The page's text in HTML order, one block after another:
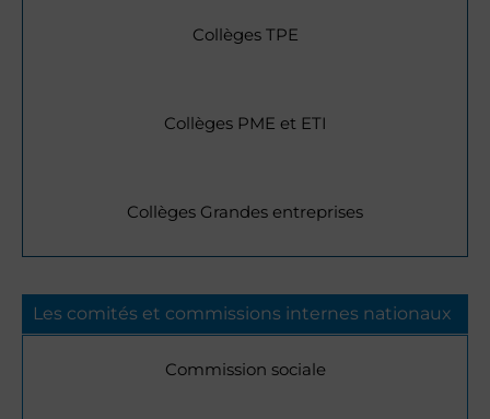
Collèges TPE
Collèges PME et ETI
Collèges Grandes entreprises
Les comités et commissions internes nationaux
Commission sociale